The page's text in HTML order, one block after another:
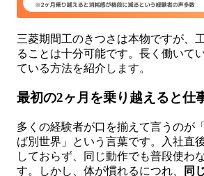
三菱期間工のきつさは本物ですが、
ることは十分可能です。長く働いて
ている方法を紹介します。
最初の2ヶ月を乗り越えると仕
多くの経験者が口を揃えて言うのが
ば別世界」という言葉です。入社直
しておらず、同じ動作でも普段使わ
す。しかし、体が慣れるにつれ、
同